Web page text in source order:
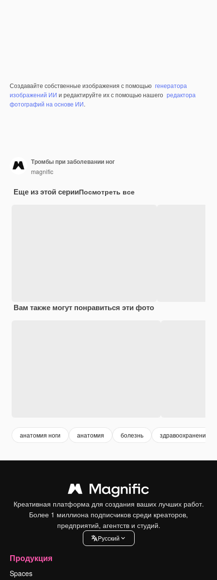
Создавайте собственные изображения с помощью генератора
изображений ИИ и редактируйте их с помощью нашего редактора
фотографий на основе ИИ.
Тромбы при заболевании ног
magnific
Еще из этой серииПосмотреть все
Вам также могут понравиться эти фото
анатомия ноги анатомия болезнь здравоохранение
Креативная платформа для создания ваших лучших работ.
Более 1 миллиона подписчиков среди креаторов,
предприятий, агентств и студий.
Pусский
Продукция
Spaces